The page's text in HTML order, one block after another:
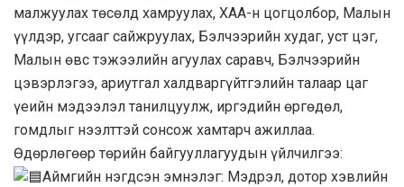
малжуулах төсөлд хамруулах, ХАА-н цогцолбор, Малын
үүлдэр, угсааг сайжруулах, Бэлчээрийн худаг, уст цэг,
Малын өвс тэжээлийн агуулах саравч, Бэлчээрийн
цэвэрлэгээ, ариутгал халдваргүйтгэлийн талаар цаг
үеийн мэдээлэл танилцуулж, иргэдийн өргөдөл,
гомдлыг нээлттэй сонсож хамтарч ажиллаа.
Өдөрлөгөөр төрийн байгууллагуудын үйлчилгээ:
Аймгийн нэгдсэн эмнэлэг: Мэдрэл, дотор хэвлийн